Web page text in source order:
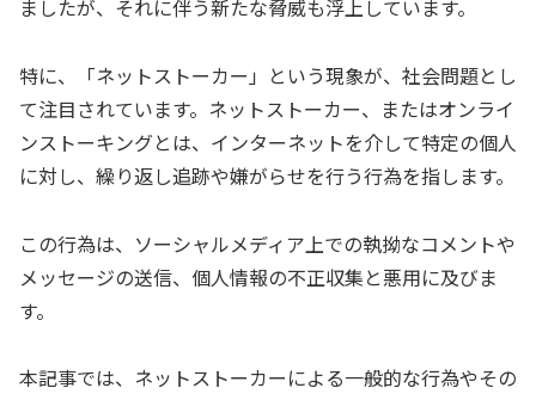
ましたが、それに伴う新たな脅威も浮上しています。
特に、「ネットストーカー」という現象が、社会問題とし
て注目されています。ネットストーカー、またはオンライ
ンストーキングとは、インターネットを介して特定の個人
に対し、繰り返し追跡や嫌がらせを行う行為を指します。
この行為は、ソーシャルメディア上での執拗なコメントや
メッセージの送信、個人情報の不正収集と悪用に及びま
す。
本記事では、ネットストーカーによる一般的な行為やその